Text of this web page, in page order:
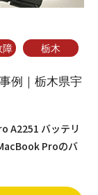
障 栃木
例｜栃木県宇
A2251 バッテリ
Proのバ